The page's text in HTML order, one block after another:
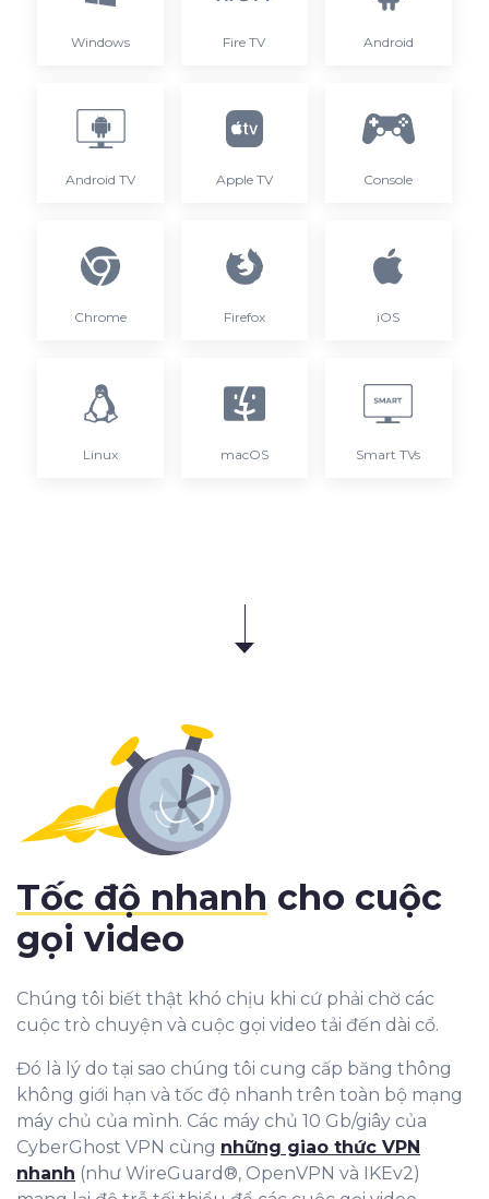
Windows Fire TV Android
Android TV Apple TV Console
Chrome Firefox iOS
Linux macOS Smart TVs
Tốc độ nhanh cho cuộc
gọi video
Chúng tôi biết thật khó chịu khi cứ phải chờ các
cuộc trò chuyện và cuộc gọi video tải đến dài cổ.
Đó là lý do tại sao chúng tôi cung cấp băng thông
không giới hạn và tốc độ nhanh trên toàn bộ mạng
máy chủ của mình. Các máy chủ 10 Gb/giây của
CyberGhost VPN cùng những giao thức VPN
nhanh (như WireGuard®, OpenVPN và IKEv2)